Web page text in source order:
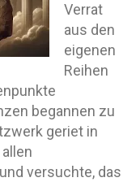
Verrat
aus den
eigenen
Reihen
begannen zu
geriet in
versuchte, das